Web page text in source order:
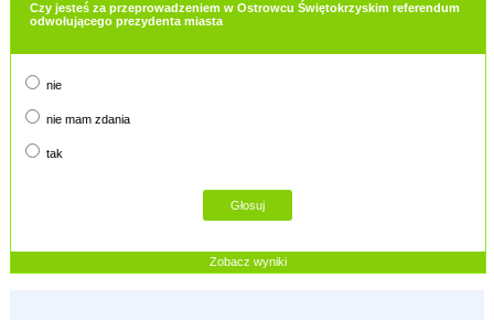
Czy jesteś za przeprowadzeniem w Ostrowcu Świętokrzyskim referendum
odwołującego prezydenta miasta
nie
nie mam zdania
tak
Zobacz wyniki